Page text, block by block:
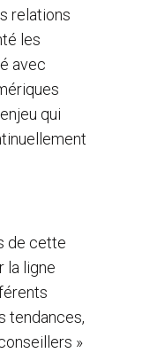
relations
les
avec
qui
de cette
la ligne
tendances,
»